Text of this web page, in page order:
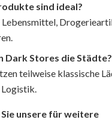
sind ideal?
Lebensmittel,
Dark Stores die Städte?
teilweise klassische
Logistik.
Sie unsere für weitere